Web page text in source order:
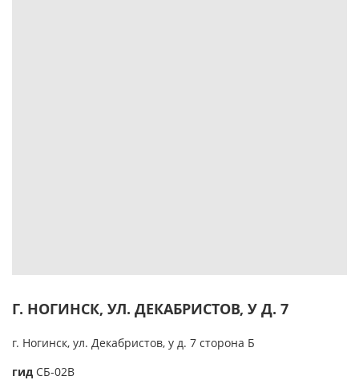
Г. НОГИНСК, УЛ. ДЕКАБРИСТОВ, У Д. 7
г. Ногинск, ул. Декабристов, у д. 7 сторона Б
гид CБ-02В